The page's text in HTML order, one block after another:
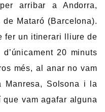
arribar a Andorra,
Mataró (Barcelona).
fer un itinerari lliure de
20 minuts
més, al anar no vam
Manresa, Solsona i la
que vam agafar alguna